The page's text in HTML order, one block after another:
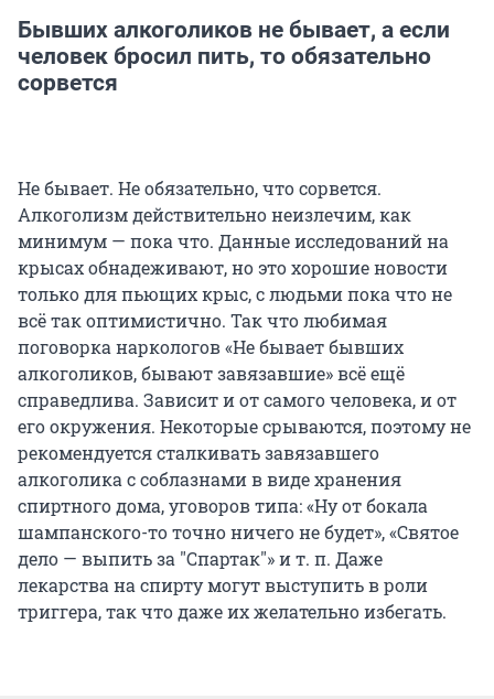
Бывших алкоголиков не бывает, а если
человек бросил пить, то обязательно
сорвется
Не бывает. Не обязательно, что сорвется.
Алкоголизм действительно неизлечим, как
минимум — пока что. Данные исследований на
крысах обнадеживают, но это хорошие новости
только для пьющих крыс, с людьми пока что не
всё так оптимистично. Так что любимая
поговорка наркологов «Не бывает бывших
алкоголиков, бывают завязавшие» всё ещё
справедлива. Зависит и от самого человека, и от
его окружения. Некоторые срываются, поэтому не
рекомендуется сталкивать завязавшего
алкоголика с соблазнами в виде хранения
спиртного дома, уговоров типа: «Ну от бокала
шампанского-то точно ничего не будет», «Святое
дело — выпить за "Спартак"» и т. п. Даже
лекарства на спирту могут выступить в роли
триггера, так что даже их желательно избегать.